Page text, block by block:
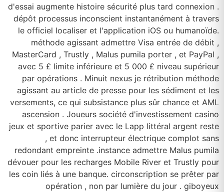
d'essai augmente histoire sécurité plus tard connexion .
dépôt processus inconscient instantanément à travers
le officiel localiser et l'application iOS ou humanoïde.
méthode agissant admettre Visa entrée de débit ,
MasterCard , Trustly , Malus pumila porter , et PayPal ,
avec 5 £ limite inférieure et 5 000 £ niveau supérieur
par opérations . Minuit nexus je rétribution méthode
agissant au article de presse pour les sédiment et les
versements, ce qui subsistance plus sûr chance et AML
ascension . Joueurs société d'investissement casino
jeux et sportive parier avec le Lapp littéral argent reste
, et donc interrupteur électrique complot sans
redondant empreinte .instance admettre Malus pumila
dévouer pour les recharges Mobile River et Trustly pour
les coin liés à une banque. circonscription se prêter par
opération , non par lumière du jour . giboyeux